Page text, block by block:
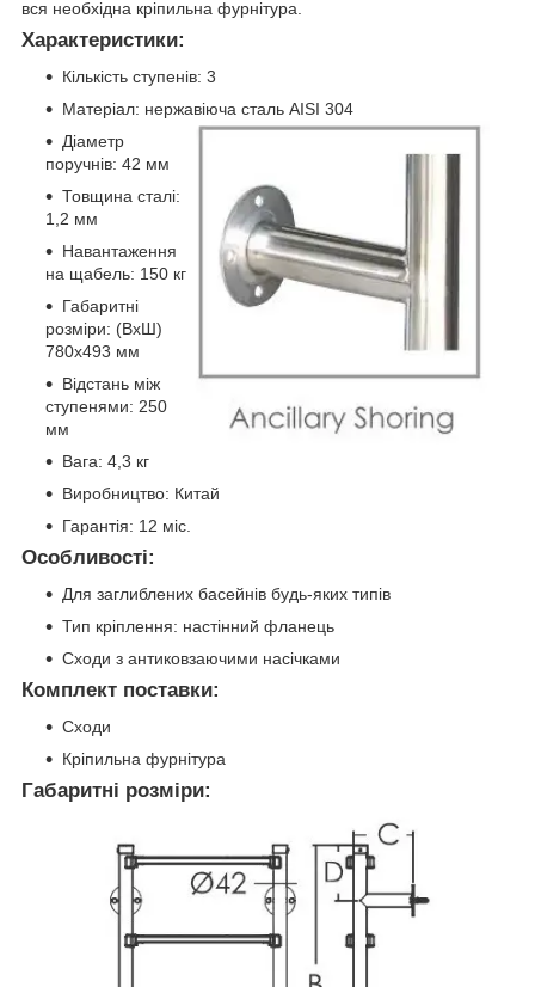
вся необхідна кріпильна фурнітура.
Характеристики:
Кількість ступенів: 3
Матеріал: нержавіюча сталь AISI 304
Діаметр
поручнів: 42 мм
Товщина сталі:
1,2 мм
Навантаження
на щабель: 150 кг
Габаритні
розміри: (ВхШ)
780х493 мм
Відстань між
ступенями: 250
мм
Вага: 4,3 кг
Виробництво: Китай
Гарантія: 12 міс.
Особливості:
Для заглиблених басейнів будь-яких типів
Тип кріплення: настінний фланець
Сходи з антиковзаючими насічками
Комплект поставки:
Сходи
Кріпильна фурнітура
Габаритні розміри: